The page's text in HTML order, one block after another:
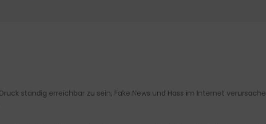
ständig erreichbar zu sein, Fake News und Hass im Internet